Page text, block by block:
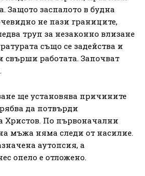
Защото заспалото в будна
не пази границите,
труп за незаконно влизане
също се задейства и
свърши работата. Започват
ще установява причините
да потвърди
Христов. По първоначални
мъжа няма следи от насилие.
аутопсия, а
опело е отложено.